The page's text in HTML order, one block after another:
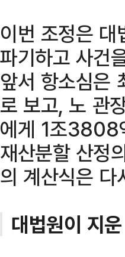
이번 조정은
파기하고 사건
앞서 항소심은
로 보고, 노 관
에게 1조3808
재산분할 산정
의 계산식은 다
대법원이 지